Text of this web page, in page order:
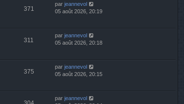
371
par jeannevol
05 août 2026, 20:19
311
par jeannevol
05 août 2026, 20:18
375
par jeannevol
05 août 2026, 20:15
par jeannevol